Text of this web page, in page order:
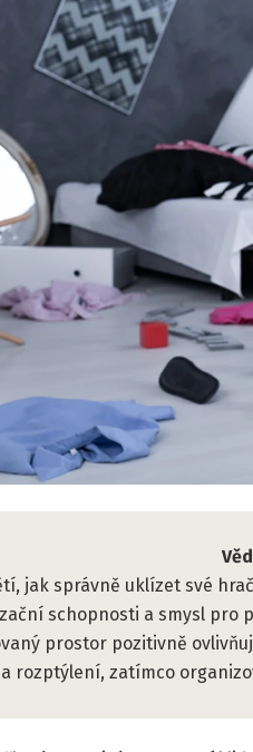
jak správně uklízet své
schopnosti a smysl pro
prostor pozitivně
rozptýlení, zatímco